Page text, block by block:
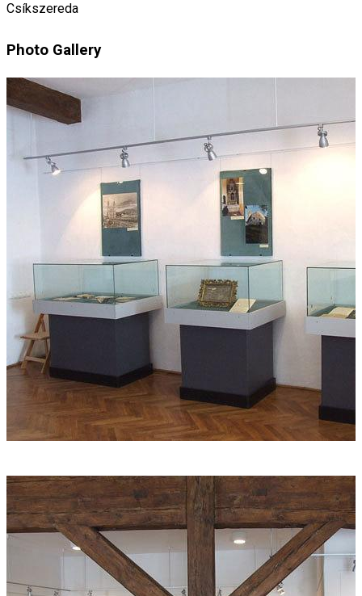
Csíkszereda
Photo Gallery